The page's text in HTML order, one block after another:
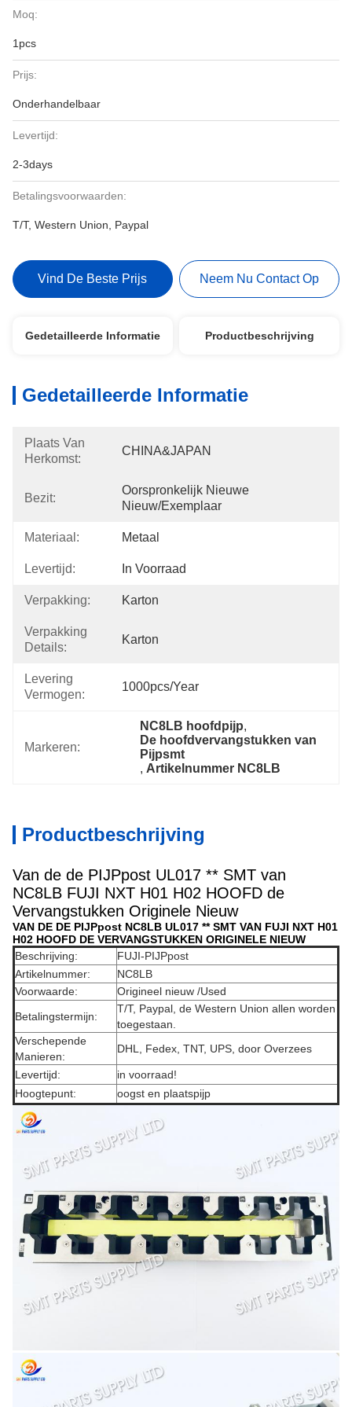
Moq:
1pcs
Prijs:
Onderhandelbaar
Levertijd:
2-3days
Betalingsvoorwaarden:
T/T, Western Union, Paypal
Vind De Beste Prijs Neem Nu Contact Op
Gedetailleerde Informatie Productbeschrijving
Gedetailleerde Informatie
Plaats Van
Herkomst:
CHINA&JAPAN
Bezit:
Oorspronkelijk Nieuwe
Nieuw/Exemplaar
Materiaal: Metaal
Levertijd: In Voorraad
Verpakking: Karton
Verpakking
Details:
Karton
Levering
Vermogen:
1000pcs/year
Markeren:
NC8LB hoofdpijp,
De hoofdvervangstukken van
Pijpsmt
, Artikelnummer NC8LB
Productbeschrijving
Van de de PIJPpost UL017 ** SMT van
NC8LB FUJI NXT H01 H02 HOOFD de
Vervangstukken Originele Nieuw
VAN DE DE PIJPpost NC8LB UL017 ** SMT VAN FUJI NXT H01
H02 HOOFD DE VERVANGSTUKKEN ORIGINELE NIEUW
Beschrijving:
FUJI-PIJPpost
Artikelnummer:
NC8LB
Voorwaarde:
Origineel nieuw /Used
Betalingstermijn:
T/T, Paypal, de Western Union allen worden
toegestaan.
Verschepende
Manieren:
DHL, Fedex, TNT, UPS, door Overzees
Levertijd:
in voorraad!
Hoogtepunt:
oogst en plaatspijp